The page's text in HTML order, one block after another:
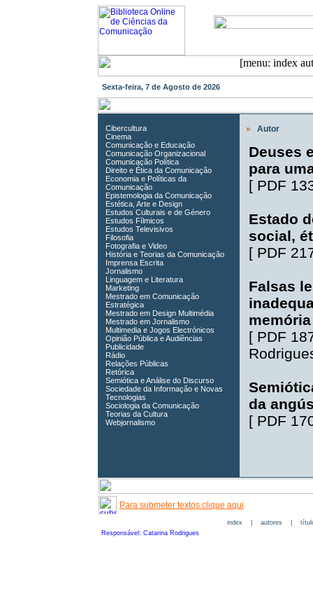
Sexta-feira, 7 de Agosto de 2026
Cibercultura
Cinema
Comunicação e Educação
Comunicação Organizacional
Comunicação Política
Direito e Ética da Comunicação
Economia e Políticas da
Comunicação
Epistemologia da Comunicação
Estética, Arte e Design
Estudos Culturais e de Género
Estudos Fílmicos
Estudos Televisivos
Filosofia
Fotografia e Video
História e Teorias da Comunicação
Imprensa Escrita
Jornalismo
Linguagem e Literatura
Marketing
Mestrado em Comunicação
Estratégica
Mestrado em Design Multimédia
Mestrado em Jornalismo
Multimedia e Jogos Electrónicos
Opinião Pública e Audiências
Publicidade
Rádio
Relações Públicas
Retórica
Semiótica e Análise do Discurso
Sociedade da Informação e Novas
Tecnologias
Sociologia da Comunicação
Teorias da Cultura
Webjornalismo
» Autor
Deuses
para
[ PDF
Estado
social,
[ PDF
Falsas
memória
[ PDF
da
[ PDF
Para submeter textos clique aqui
index| autores|